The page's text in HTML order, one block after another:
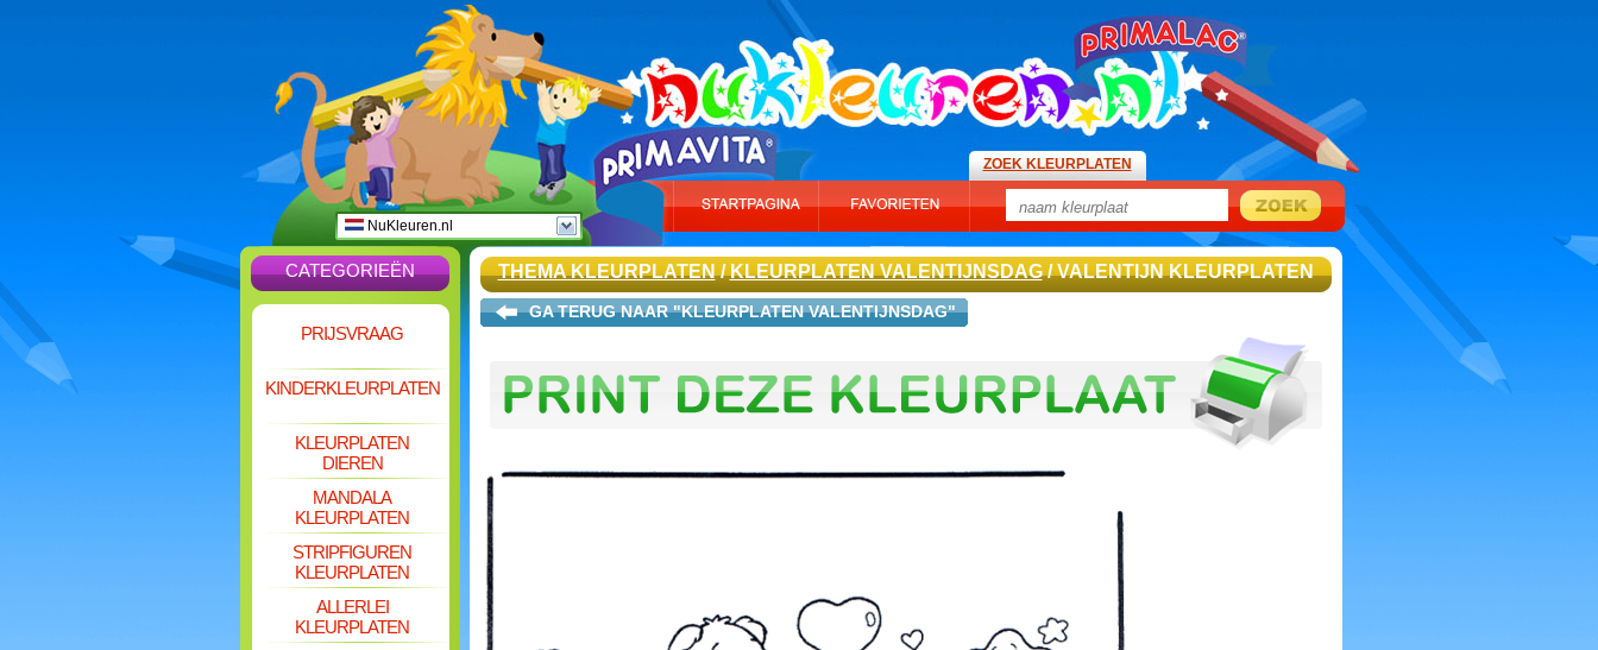
NuKleuren.nl
ZOEK KLEURPLATEN
CATEGORIEËN
PRIJSVRAAG
KINDERKLEURPLATEN
KLEURPLATEN
DIEREN
MANDALA
KLEURPLATEN
STRIPFIGUREN
KLEURPLATEN
ALLERLEI
KLEURPLATEN
THEMA KLEURPLATEN/KLEURPLATEN VALENTIJNSDAG/ VALENTIJN KLEURPLATEN
GA TERUG NAAR "KLEURPLATEN VALENTIJNSDAG"